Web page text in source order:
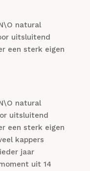
natural
uitsluitend
een sterk eigen
natural
uitsluitend
een sterk eigen
kappers
jaar
uit 14